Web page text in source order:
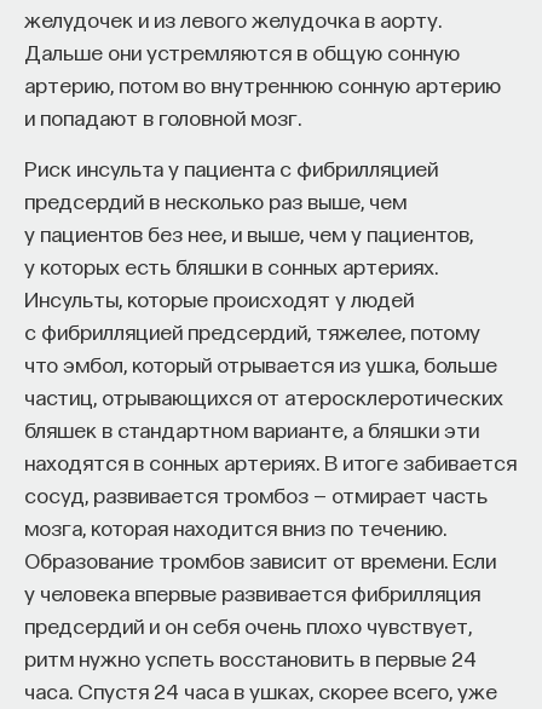
желудочек и из левого желудочка в аорту.
Дальше они устремляются в общую сонную
артерию, потом во внутреннюю сонную артерию
и попадают в головной мозг.
Риск инсульта у пациента с фибрилляцией
предсердий в несколько раз выше, чем
у пациентов без нее, и выше, чем у пациентов,
у которых есть бляшки в сонных артериях.
Инсульты, которые происходят у людей
с фибрилляцией предсердий, тяжелее, потому
что эмбол, который отрывается из ушка, больше
частиц, отрывающихся от атеросклеротических
бляшек в стандартном варианте, а бляшки эти
находятся в сонных артериях. В итоге забивается
сосуд, развивается тромбоз — отмирает часть
мозга, которая находится вниз по течению.
Образование тромбов зависит от времени. Если
у человека впервые развивается фибрилляция
предсердий и он себя очень плохо чувствует,
ритм нужно успеть восстановить в первые 24
часа. Спустя 24 часа в ушках, скорее всего, уже